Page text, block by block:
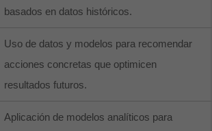
basados en datos históricos.
Uso de datos y modelos para recomendar
acciones concretas que optimicen
resultados futuros.
Aplicación de modelos analíticos para